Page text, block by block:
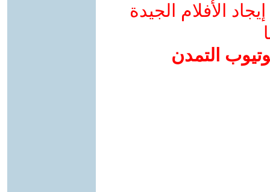
الأفلام الجيدة
التمدن